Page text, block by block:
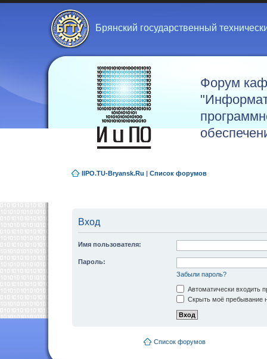
Брянский государственный
Форум
IIPO.TU-Bryansk.Ru | Список форумов
Вход
Имя пользователя:
Пароль:
Забыли пароль?
Автоматически входить
Скрыть моё пребывание
Список форумов